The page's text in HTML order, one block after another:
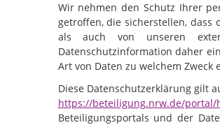
Wir nehmen den Schutz Ihrer
getroffen, die sicherstellen, dass
als auch von unseren
Datenschutzinformation daher
Art von Daten zu welchem
Diese Datenschutzerklärung gilt
https://beteiligung.nrw.de/portal/
Beteiligungsportals und der